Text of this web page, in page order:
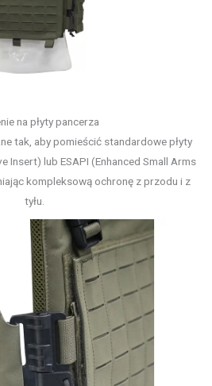
na płyty pancerza
tak, aby pomieścić standardowe płyty
Insert) lub ESAPI (Enhanced Small Arms
kompleksową ochronę z przodu i z
tyłu.